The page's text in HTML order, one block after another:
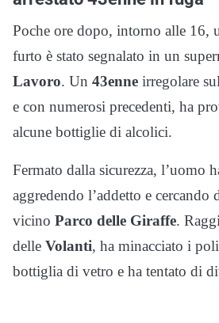
Poche ore dopo, intorno alle 16,
furto è stato segnalato in un
Lavoro. Un 43enne irregolare
e con numerosi precedenti, ha
alcune bottiglie di alcolici.
Fermato dalla sicurezza, l’uomo
aggredendo l’addetto e
vicino Parco delle Giraffe.
delle Volanti, ha minacciato i
bottiglia di vetro e ha tentato di